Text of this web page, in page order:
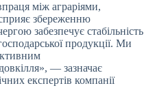
між аграріями,
збереженню
забезпечує стабільність
продукції. Ми
— зазначає
експертів компанії